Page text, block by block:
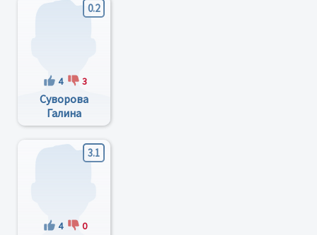
0.2
4 3
Суворова
Галина
Николаевна
3.1
4 0